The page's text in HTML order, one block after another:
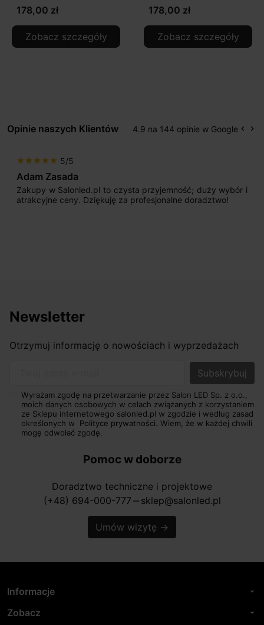
178,00 zł
Zobacz szczegóły
178,00 zł
Zobacz szczegóły
Opinie naszych Klientów 4.9 na 144 opinie w Google keyboard_arrow_left keyboard_arrow_right
star star star star star 5/5
Adam Zasada
Zakupy w Salonled.pl to czysta przyjemność; duży wybór i
atrakcyjne ceny. Dziękuję za profesjonalne doradztwo!
Newsletter
Otrzymuj informację o nowościach i wyprzedażach
Wyrażam zgodę na przetwarzanie przez Salon LED Sp. z o.o.,
moich danych osobowych w celach związanych z korzystaniem
ze Sklepu internetowego salonled.pl w zgodzie i według zasad
określonych w Polityce prywatności. Wiem, że w każdej chwili
mogę odwołać zgodę.
Pomoc w doborze
Doradztwo techniczne i projektowe
(+48) 694-000-777 horizontal_rule sklep@salonled.pl
Umów wizytę →
Informacje arrow_drop_down
Zobacz arrow_drop_down